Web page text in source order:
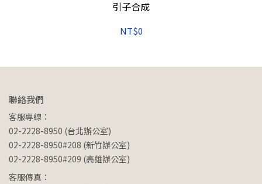
引子合成
NT$0
聯絡我們
客服專線：
02-2228-8950 (台北辦公室)
02-2228-8950#208 (新竹辦公室)
02-2228-8950#209 (高雄辦公室)
客服傳真：